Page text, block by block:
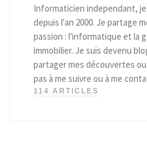
Informaticien independant,
depuis l'an 2000. Je partage
passion : l'informatique et la
immobilier. Je suis devenu
partager mes découvertes
pas à me suivre ou à me
114 ARTICLES